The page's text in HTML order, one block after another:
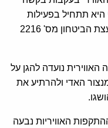
היא תתחיל בפעילות
מדינית מול תימן בהתאם להחלטת מועצת הביטחון מס' 2216
נועדה להגן על
האדי ולהרתיע את
האוויריות נבעה